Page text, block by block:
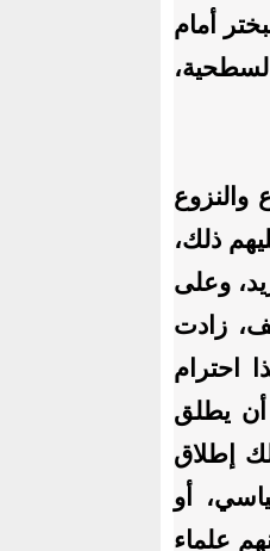
أمام
والنزوع
ذلك،
وعلى
زادت
احترام
أن يطلق
إطلاق
أو
علماء